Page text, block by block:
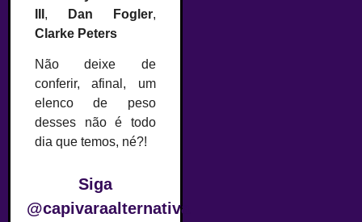
, Dan Fogler,
Clarke Peters
Não deixe de
conferir, afinal, um
elenco de peso
desses não é todo
dia que temos, né?!
Siga
@capivaraalternativa